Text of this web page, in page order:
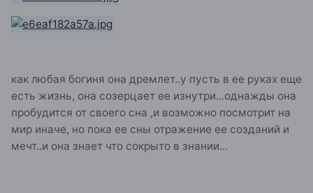
как любая богиня она дремлет..у пусть в ее руках еще
есть жизнь, она созерцает ее изнутри...однажды она
пробудится от своего сна ,и возможно посмотрит на
мир иначе, но пока ее сны отражение ее созданий и
мечт..и она знает что сокрыто в знании...